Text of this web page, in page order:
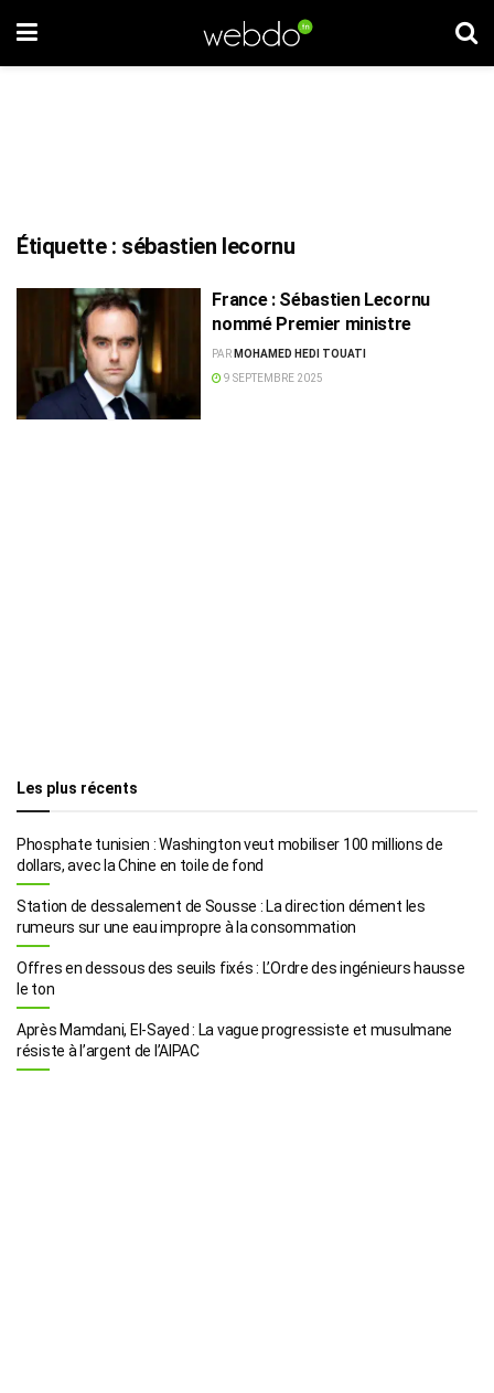
Étiquette : sébastien lecornu
France : Sébastien Lecornu
nommé Premier ministre
PAR MOHAMED HEDI TOUATI
9 SEPTEMBRE 2025
Les plus récents
Phosphate tunisien : Washington veut mobiliser 100 millions de
dollars, avec la Chine en toile de fond
Station de dessalement de Sousse : La direction dément les
rumeurs sur une eau impropre à la consommation
Offres en dessous des seuils fixés : L’Ordre des ingénieurs hausse
le ton
Après Mamdani, El-Sayed : La vague progressiste et musulmane
résiste à l’argent de l’AIPAC